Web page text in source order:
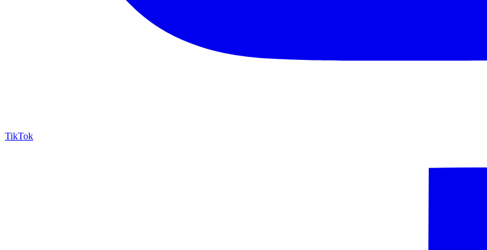
TikTok